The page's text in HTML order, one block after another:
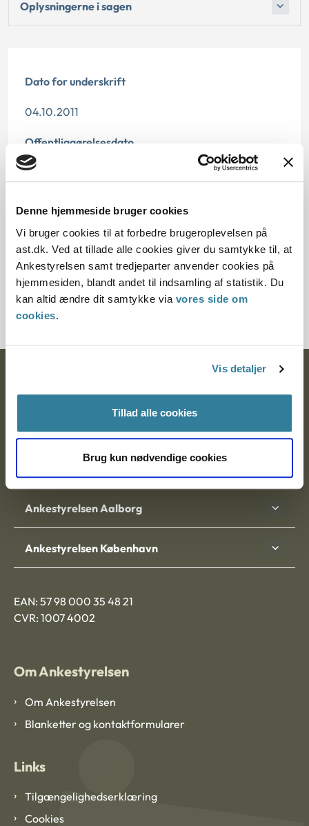
Denne hjemmeside bruger cookies
Vi bruger cookies til at forbedre brugeroplevelsen på
ast.dk. Ved at tillade alle cookies giver du samtykke til, at
Ankestyrelsen samt tredjeparter anvender cookies på
hjemmesiden, blandt andet til indsamling af statistik. Du
kan altid ændre dit samtykke via vores side om
cookies.
Vis detaljer
Tillad alle cookies
Brug kun nødvendige cookies
Oplysningerne i sagen
Dato for underskrift
04.10.2011
Offentliggørelsesdato
10.07.2013
Paragraf
§ 2 § 119
Journalnummer
1208690-10
Nytorv 7, 2. sal
9000 Aalborg
Ankestyrelsen Aalborg
Ankestyrelsen København
EAN: 57 98 000 35 48 21
CVR: 1007 4002
Om Ankestyrelsen
Om Ankestyrelsen
Blanketter og kontaktformularer
Links
Tilgængelighedserklæring
Cookies